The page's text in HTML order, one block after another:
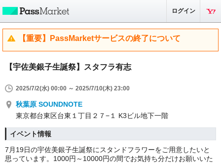
ログイン
【重要】PassMarketサービスの終了について
【宇佐美銀子生誕祭】スタフラ有志
2025/7/2(水) 00:00 ～ 2025/7/10(木) 23:00
秋葉原 SOUNDNOTE
東京都台東区台東１丁目２７−１ K3ビル地下一階
イベント情報
7月19日の宇佐美銀子生誕祭にスタンドフラワーをご用意したいと
思っています。1000円～10000円の間でお気持ち分だけお願いいた